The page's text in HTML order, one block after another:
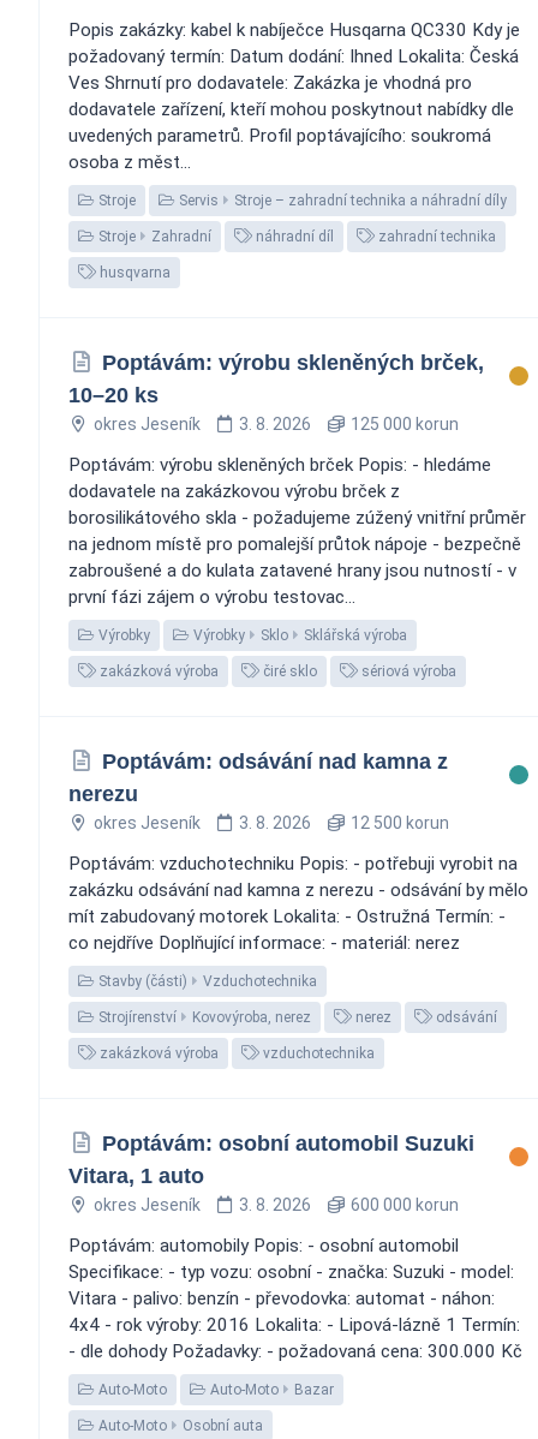
Popis zakázky: kabel k nabíječce Husqarna QC330 Kdy je
požadovaný termín: Datum dodání: Ihned Lokalita: Česká
Ves Shrnutí pro dodavatele: Zakázka je vhodná pro
dodavatele zařízení, kteří mohou poskytnout nabídky dle
uvedených parametrů. Profil poptávajícího: soukromá
osoba z měst...
Stroje Servis Stroje – zahradní technika a náhradní díly
Stroje Zahradní náhradní díl zahradní technika
husqvarna
Poptávám: výrobu skleněných brček,
10–20 ks
okres Jeseník 3. 8. 2026 125 000 korun
Poptávám: výrobu skleněných brček Popis: - hledáme
dodavatele na zakázkovou výrobu brček z
borosilikátového skla - požadujeme zúžený vnitřní průměr
na jednom místě pro pomalejší průtok nápoje - bezpečně
zabroušené a do kulata zatavené hrany jsou nutností - v
první fázi zájem o výrobu testovac...
Výrobky Výrobky Sklo Sklářská výroba
zakázková výroba čiré sklo sériová výroba
Poptávám: odsávání nad kamna z
nerezu
okres Jeseník 3. 8. 2026 12 500 korun
Poptávám: vzduchotechniku Popis: - potřebuji vyrobit na
zakázku odsávání nad kamna z nerezu - odsávání by mělo
mít zabudovaný motorek Lokalita: - Ostružná Termín: -
co nejdříve Doplňující informace: - materiál: nerez
Stavby (části) Vzduchotechnika
Strojírenství Kovovýroba, nerez nerez odsávání
zakázková výroba vzduchotechnika
Poptávám: osobní automobil Suzuki
Vitara, 1 auto
okres Jeseník 3. 8. 2026 600 000 korun
Poptávám: automobily Popis: - osobní automobil
Specifikace: - typ vozu: osobní - značka: Suzuki - model:
Vitara - palivo: benzín - převodovka: automat - náhon:
4x4 - rok výroby: 2016 Lokalita: - Lipová-lázně 1 Termín:
- dle dohody Požadavky: - požadovaná cena: 300.000 Kč
Auto-Moto Auto-Moto Bazar
Auto-Moto Osobní auta